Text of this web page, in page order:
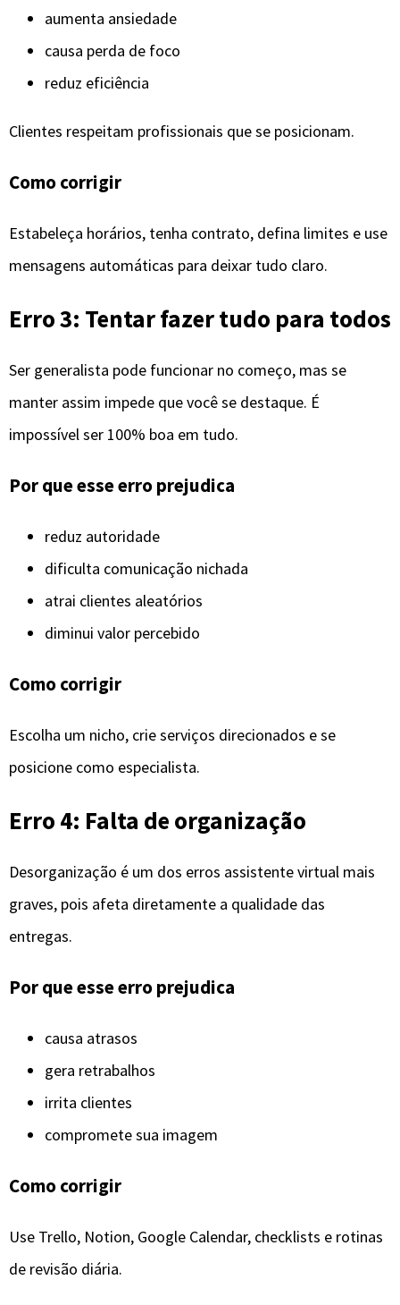
aumenta ansiedade
causa perda de foco
reduz eficiência
Clientes respeitam profissionais que se posicionam.
Como corrigir
Estabeleça horários, tenha contrato, defina limites e use
mensagens automáticas para deixar tudo claro.
Erro 3: Tentar fazer tudo para todos
Ser generalista pode funcionar no começo, mas se
manter assim impede que você se destaque. É
impossível ser 100% boa em tudo.
Por que esse erro prejudica
reduz autoridade
dificulta comunicação nichada
atrai clientes aleatórios
diminui valor percebido
Como corrigir
Escolha um nicho, crie serviços direcionados e se
posicione como especialista.
Erro 4: Falta de organização
Desorganização é um dos erros assistente virtual mais
graves, pois afeta diretamente a qualidade das
entregas.
Por que esse erro prejudica
causa atrasos
gera retrabalhos
irrita clientes
compromete sua imagem
Como corrigir
Use Trello, Notion, Google Calendar, checklists e rotinas
de revisão diária.